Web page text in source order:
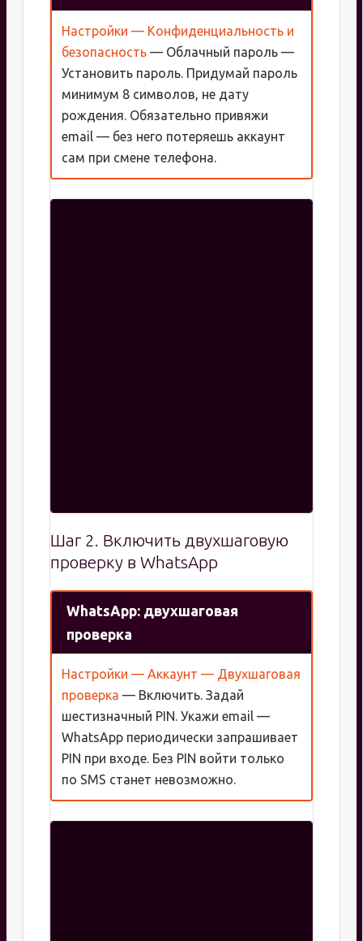
Настройки — Конфиденциальность и
безопасность — Облачный пароль —
Установить пароль. Придумай пароль
минимум 8 символов, не дату
рождения. Обязательно привяжи
email — без него потеряешь аккаунт
сам при смене телефона.
Шаг 2. Включить двухшаговую
проверку в WhatsApp
WhatsApp: двухшаговая
проверка
Настройки — Аккаунт — Двухшаговая
проверка — Включить. Задай
шестизначный PIN. Укажи email —
WhatsApp периодически запрашивает
PIN при входе. Без PIN войти только
по SMS станет невозможно.